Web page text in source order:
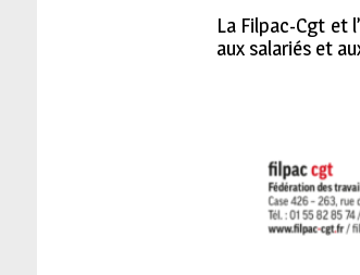
La Filpac-Cgt et
aux salariés et